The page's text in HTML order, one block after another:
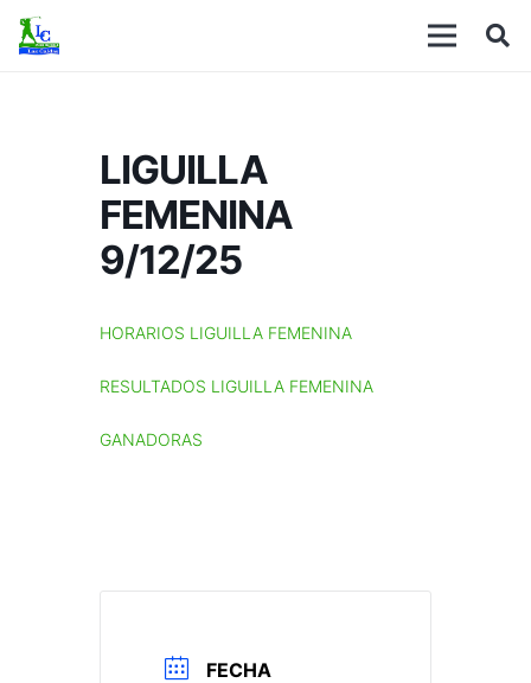
LIGUILLA
FEMENINA
9/12/25
HORARIOS LIGUILLA FEMENINA
RESULTADOS LIGUILLA FEMENINA
GANADORAS
FECHA